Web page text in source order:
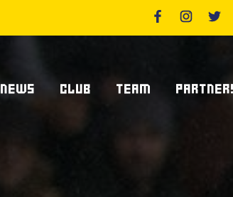
NEWS CLUB TEAM